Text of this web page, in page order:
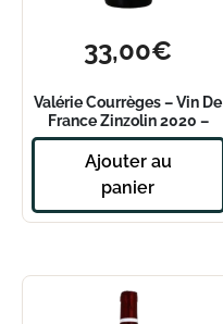
33,00€
Valérie Courrèges – Vin De
France Zinzolin 2020 –
Magnum
Ajouter au
panier